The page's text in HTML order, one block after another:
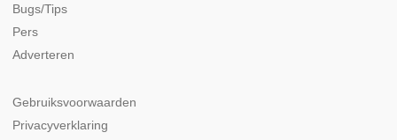
Bugs/Tips
Pers
Adverteren
Gebruiksvoorwaarden
Privacyverklaring